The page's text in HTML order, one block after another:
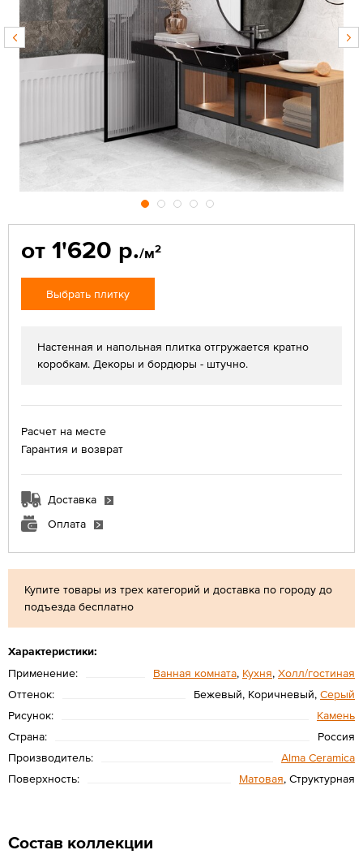
Купите товары из трех категорий и доставка по городу до
подъезда бесплатно
Характеристики:
Применение:
Ванная комната, Кухня, Холл/гостиная
Оттенок:
Бежевый, Коричневый, Серый
Рисунок:
Камень
Страна:
Россия
Производитель:
Alma Ceramica
Поверхность:
Матовая, Структурная
от 1'620 р./м2
Выбрать плитку
Настенная и напольная плитка отгружается кратно
коробкам. Декоры и бордюры - штучно.
Расчет на месте
Гарантия и возврат
Доставка
Оплата
Состав коллекции